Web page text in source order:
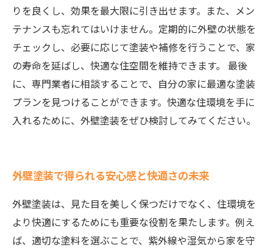
りを良くし、効果を最大限に引き出せます。また、メン
テナンスも忘れてはいけません。定期的に外壁の状態を
チェックし、必要に応じて塗装や補修を行うことで、家
の寿命を延ばし、快適な住空間を維持できます。 最後
に、専門業者に相談することで、自分の家に最適な塗装
プランを見つけることができます。快適な住環境を手に
入れるために、外壁塗装をぜひ検討してみてください。
外壁塗装で得られる安心感と快適さの未来
外壁塗装は、見た目を美しく保つだけでなく、住環境を
より快適にするためにも重要な役割を果たします。例え
ば、適切な塗料を選ぶことで、紫外線や湿気から家を守